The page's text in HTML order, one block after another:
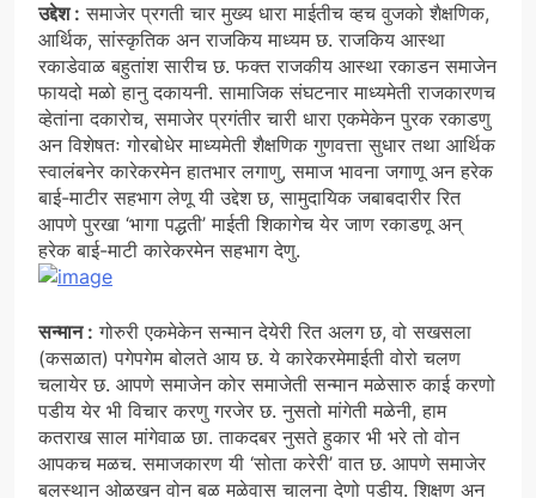
उद्देश : समाजेर प्रगती चार मुख्य धारा माईतीच व्हच वुजको शैक्षणिक,
आर्थिक, सांस्कृतिक अन राजकिय माध्यम छ. राजकिय आस्था
रकाडेवाळ बहुतांश सारीच छ. फक्त राजकीय आस्था रकाडन समाजेन
फायदो मळो हानु दकायनी. सामाजिक संघटनार माध्यमेती राजकारणच
व्हेतांना दकारोच, समाजेर प्रगंतीर चारी धारा एकमेकेन पुरक रकाडणु
अन विशेषतः गोरबोधेर माध्यमेती शैक्षणिक गुणवत्ता सुधार तथा आर्थिक
स्वालंबनेर कारेकरमेन हातभार लगाणु, समाज भावना जगाणू अन हरेक
बाई-माटीर सहभाग लेणू यी उद्देश छ, सामुदायिक जबाबदारीर रित
आपणे पुरखा ‘भागा पद्धती’ माईती शिकागेच येर जाण रकाडणू अन्
हरेक बाई-माटी कारेकरमेन सहभाग देणु.
सन्मान : गोरुरी एकमेकेन सन्मान देयेरी रित अलग छ, वो सखसला
(कसळात) पगेपगेम बोलते आय छ. ये कारेकरमेमाईती वोरो चलण
चलायेर छ. आपणे समाजेन कोर समाजेती सन्मान मळेसारु काई करणो
पडीय येर भी विचार करणु गरजेर छ. नुसतो मांगेती मळेनी, हाम
कतराख साल मांगेवाळ छा. ताकदबर नुसते हुकार भी भरे तो वोन
आपकच मळच. समाजकारण यी ‘सोता करेरी’ वात छ. आपणे समाजेर
बलस्थान ओळखन वोन बळ मळेवास चालना देणो पडीय. शिक्षण अन